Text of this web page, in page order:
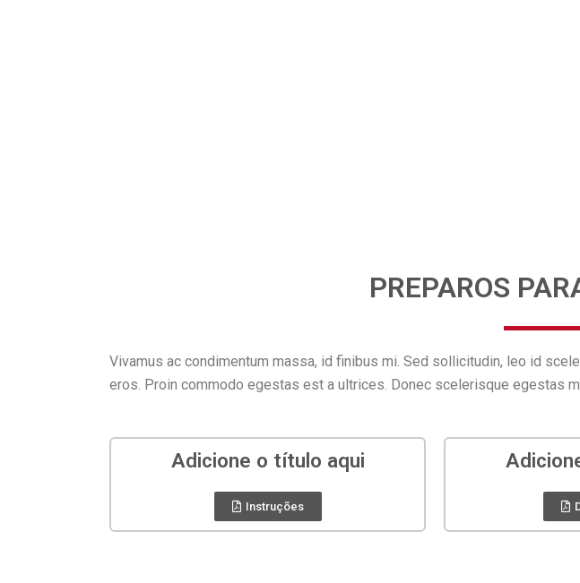
PREPAROS
Vivamus ac condimentum massa, id finibus mi. Sed sollicitudin, leo id
eros. Proin commodo egestas est a ultrices. Donec scelerisque egestas
Adicione o título aqui
Instruções